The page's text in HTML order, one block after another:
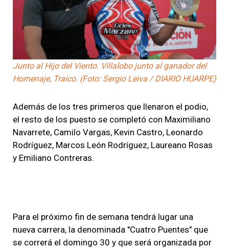
Junto al Hijo del Viento. Villalobo junto al ganador del
Homenaje, Traico. (Foto: Sergio Leiva / DIARIO HUARPE)
Además de los tres primeros que llenaron el podio,
el resto de los puesto se completó con Maximiliano
Navarrete, Camilo Vargas, Kevin Castro, Leonardo
Rodríguez, Marcos León Rodríguez, Laureano Rosas
y Emiliano Contreras.
Para el próximo fin de semana tendrá lugar una
nueva carrera, la denominada "Cuatro Puentes" que
se correrá el domingo 30 y que será organizada por